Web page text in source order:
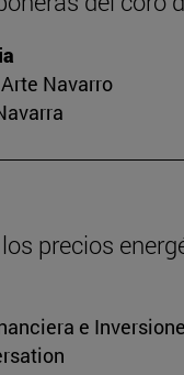
Navarro
precios
e